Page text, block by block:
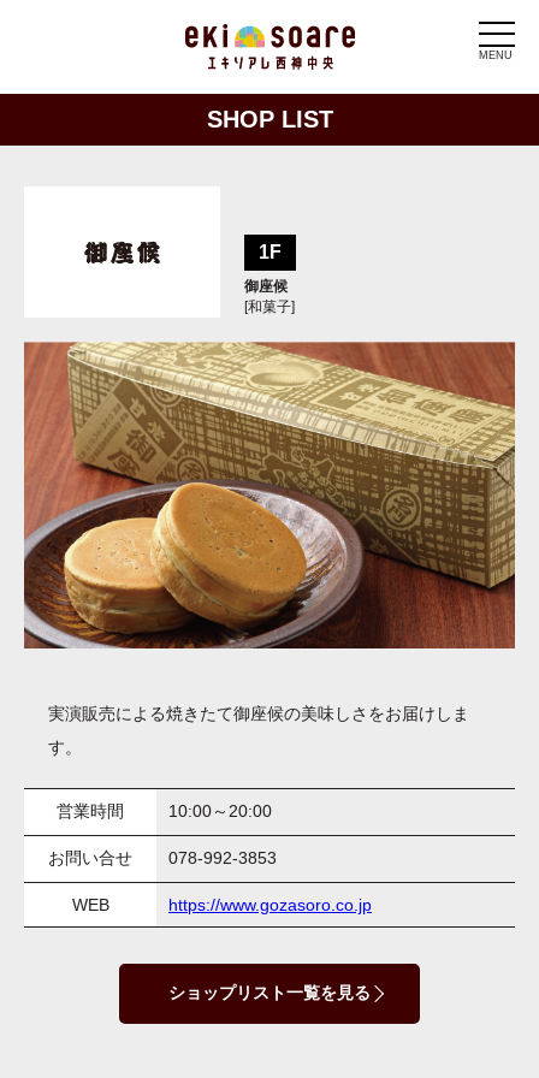
MENU
SHOP LIST
実演販売による焼きたて御座候の美味しさをお届けしま
す。
営業時間 10:00～20:00
お問い合せ 078-992-3853
WEB https://www.gozasoro.co.jp
ショップリスト一覧を見る
1F
御座候
[和菓子]